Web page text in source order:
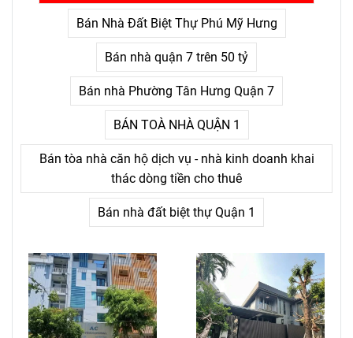
điểm kết.
Bán Nhà Đất Biệt Thự Phú Mỹ Hưng
Bán nhà quận 7 trên 50 tỷ
Bán nhà Phường Tân Hưng Quận 7
BÁN TOÀ NHÀ QUẬN 1
Bán tòa nhà căn hộ dịch vụ - nhà kinh doanh khai
thác dòng tiền cho thuê
Bán nhà đất biệt thự Quận 1